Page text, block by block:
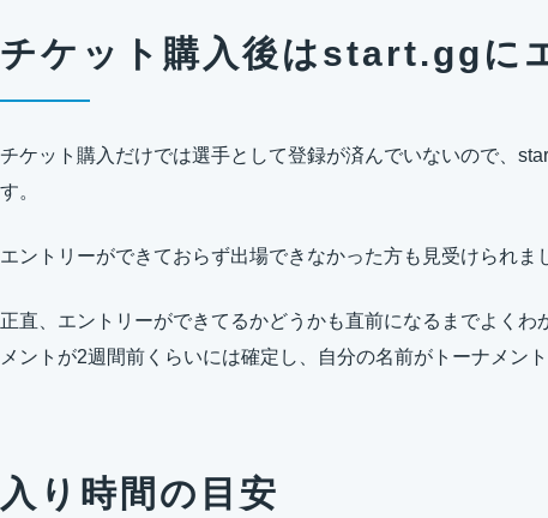
チケット購入後はstart.ggに
チケット購入だけでは選手として登録が済んでいないので、
す。
エントリーができておらず出場できなかった方も見受けられま
正直、エントリーができてるかどうかも直前になるまでよくわ
メントが2週間前くらいには確定し、自分の名前がトーナメン
入り時間の目安